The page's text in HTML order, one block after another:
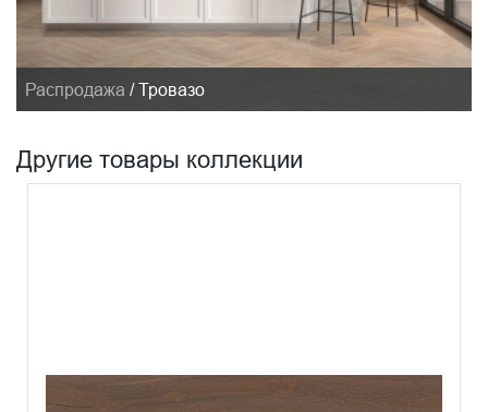
Распродажа / Тровазо
Другие товары коллекции